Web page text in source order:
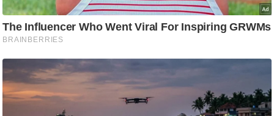
स्थ
ल
व्र
त
त्यो
हा
र